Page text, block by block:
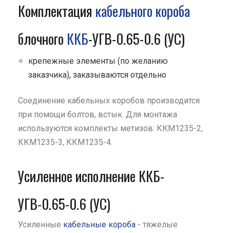
Комплектация кабельного короба
блочного ККБ-УГВ-0.65-0.6 (УС)
крепежные элементы (по желанию
заказчика), заказываются отдельно
Соединение кабельных коробов производится
при помощи болтов, встык. Для монтажа
используются комплекты метизов: ККМ1235-2,
ККМ1235-3, ККМ1235-4.
Усиленное исполнение ККБ-
УГВ-0.65-0.6 (УС)
Усиленные кабельные короба - тяжелые